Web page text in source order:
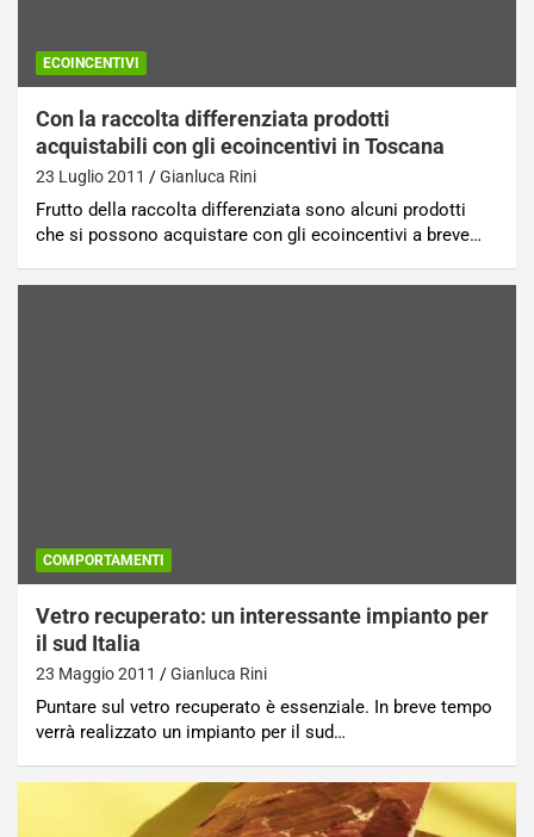
ECOINCENTIVI
Con la raccolta differenziata prodotti
acquistabili con gli ecoincentivi in Toscana
23 Luglio 2011 Gianluca Rini
Frutto della raccolta differenziata sono alcuni prodotti
che si possono acquistare con gli ecoincentivi a breve…
COMPORTAMENTI
Vetro recuperato: un interessante impianto per
il sud Italia
23 Maggio 2011 Gianluca Rini
Puntare sul vetro recuperato è essenziale. In breve tempo
verrà realizzato un impianto per il sud…